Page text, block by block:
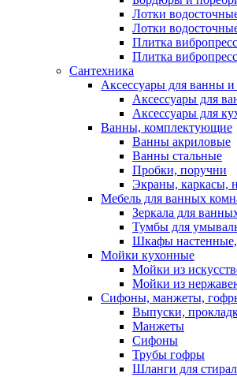
Лотки
Лотки
Плитка
Плитка
Сантехника
Аксессуары для ванны
Аксессуары для
Аксессуары для
Ванны, комплектующие
Ванны акриловые
Ванны стальные
Пробки, поручни
Экраны, каркасы,
Мебель для ванных
Зеркала для
Тумбы для
Шкафы
Мойки кухонные
Мойки из
Мойки из
Сифоны, манжеты,
Выпуски,
Манжеты
Сифоны
Трубы гофры
Шланги для